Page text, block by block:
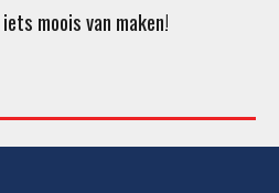
iets moois van maken!